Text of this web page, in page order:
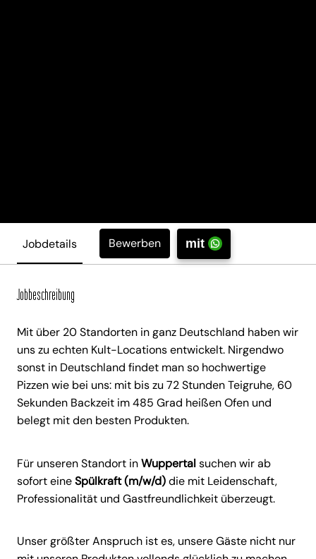
Jobdetails Bewerben mit
Jobbeschreibung
Mit über 20 Standorten in ganz Deutschland haben wir
uns zu echten Kult-Locations entwickelt. Nirgendwo
sonst in Deutschland findet man so hochwertige
Pizzen wie bei uns: mit bis zu 72 Stunden Teigruhe, 60
Sekunden Backzeit im 485 Grad heißen Ofen und
belegt mit den besten Produkten.
Für unseren Standort inWuppertalsuchen wir ab
sofort eineSpülkraft (m/w/d)die mit Leidenschaft,
Professionalität und Gastfreundlichkeit überzeugt.
Unser größter Anspruch ist es, unsere Gäste nicht nur